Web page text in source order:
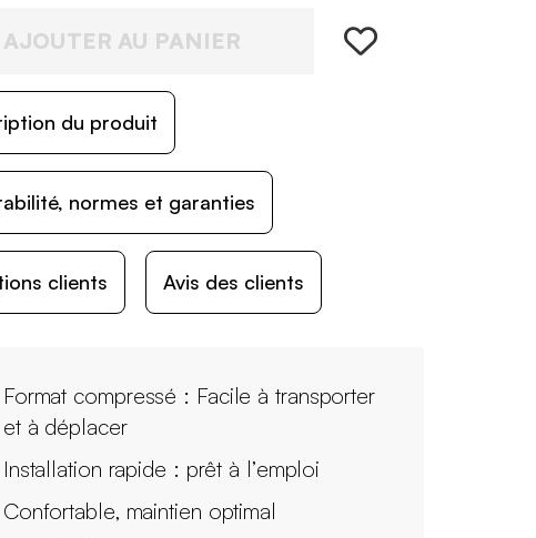
AJOUTER AU PANIER
du produit
normes et garanties
clients Avis des clients
Format compressé : Facile à transporter
et à déplacer
Installation rapide : prêt à l’emploi
Confortable, maintien optimal